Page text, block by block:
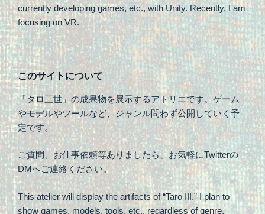
currently developing games, etc., with Unity. Recently, I am
focusing on VR.
このサイトについて
「タロ三世」の成果物を展示するアトリエです。ゲーム
やモデルやツールなど、ジャンル問わず公開していく予
定です。
ご質問、お仕事依頼等ありましたら、お気軽にTwitterの
DMへご連絡ください。
This atelier will display the artifacts of “Taro III.” I plan to
show games, models, tools, etc., regardless of genre.